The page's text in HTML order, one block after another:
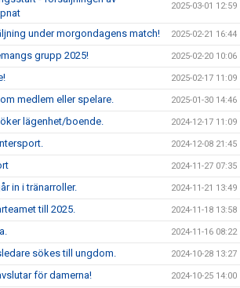
2025-03-01 12:59
under morgondagens match! 2025-02-21 16:44
grupp 2025! 2025-02-20 10:06
2025-02-17 11:09
medlem eller spelare. 2025-01-30 14:46
lägenhet/boende. 2024-12-17 11:09
2024-12-08 21:45
2024-11-27 07:35
in i tränarroller. 2024-11-21 13:49
till 2025. 2024-11-18 13:58
2024-11-16 08:22
sökes till ungdom. 2024-10-28 13:27
för damerna! 2024-10-25 14:00